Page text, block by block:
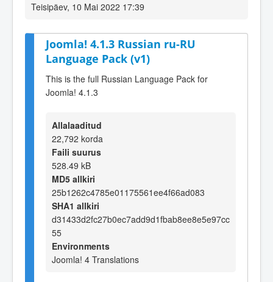
Teisipäev, 10 Mai 2022 17:39
Joomla! 4.1.3 Russian ru-RU
Language Pack (v1)
This is the full Russian Language Pack for
Joomla! 4.1.3
Allalaaditud
22,792 korda
Faili suurus
528.49 kB
MD5 allkiri
25b1262c4785e01175561ee4f66ad083
SHA1 allkiri
d31433d2fc27b0ec7add9d1fbab8ee8e5e97cc
55
Environments
Joomla! 4 Translations